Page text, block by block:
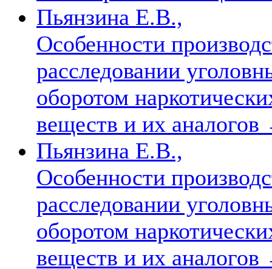
Пьянзина Е.В.,
Особенности
расследовании
оборотом
веществ и их аналогов
Пьянзина Е.В.,
Особенности
расследовании
оборотом
веществ и их аналогов